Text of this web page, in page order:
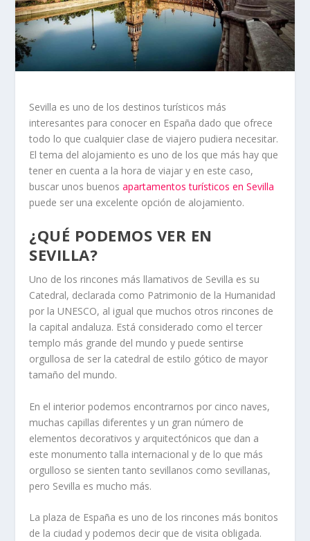
Sevilla es uno de los destinos turísticos más
interesantes para conocer en España dado que ofrece
todo lo que cualquier clase de viajero pudiera necesitar.
El tema del alojamiento es uno de los que más hay que
tener en cuenta a la hora de viajar y en este caso,
buscar unos buenosapartamentos turísticos en Sevilla
puede ser una excelente opción de alojamiento.
¿QUÉ PODEMOS VER EN
SEVILLA?
Uno de los rincones más llamativos de Sevilla es su
Catedral, declarada como Patrimonio de la Humanidad
por la UNESCO, al igual que muchos otros rincones de
la capital andaluza. Está considerado como el tercer
templo más grande del mundo y puede sentirse
orgullosa de ser la catedral de estilo gótico de mayor
tamaño del mundo.
En el interior podemos encontrarnos por cinco naves,
muchas capillas diferentes y un gran número de
elementos decorativos y arquitectónicos que dan a
este monumento talla internacional y de lo que más
orgulloso se sienten tanto sevillanos como sevillanas,
pero Sevilla es mucho más.
La plaza de España es uno de los rincones más bonitos
de la ciudad y podemos decir que de visita obligada.